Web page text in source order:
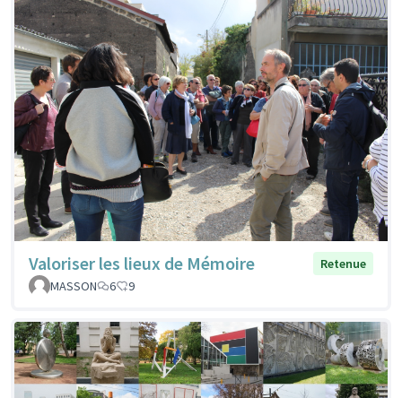
Valoriser les lieux de Mémoire
Retenue
MASSON
6 9